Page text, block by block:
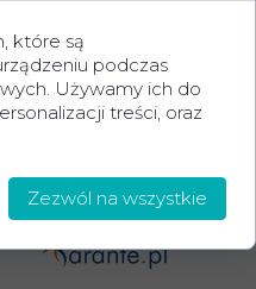
które są
podczas
Używamy ich do
treści, oraz
Zezwól na wszystkie